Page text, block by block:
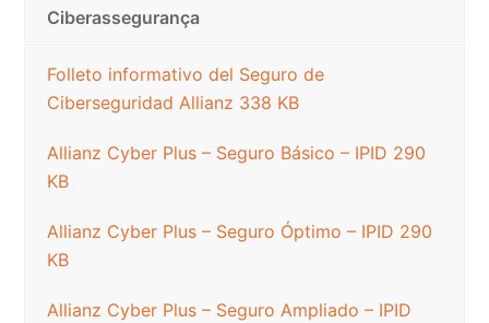
Ciberassegurança
Folleto informativo del Seguro de
Ciberseguridad Allianz 338 KB
Allianz Cyber ​​Plus – Seguro Básico – IPID 290
KB
Allianz Cyber ​​Plus – Seguro Óptimo – IPID 290
KB
Allianz Cyber ​​Plus – Seguro Ampliado – IPID